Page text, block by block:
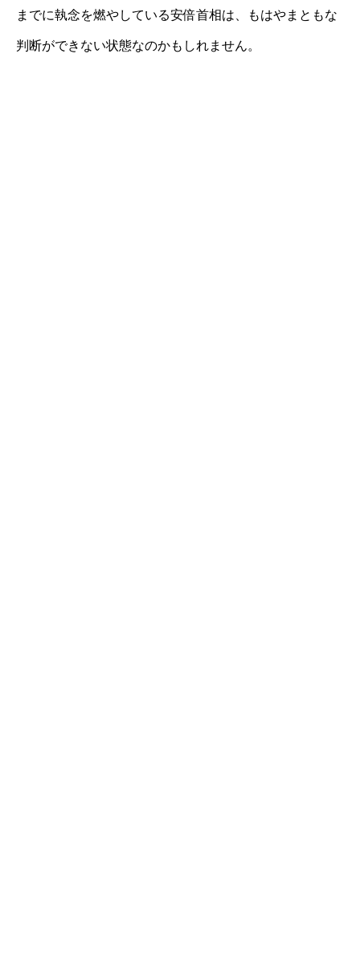
までに執念を燃やしている安倍首相は、もはやまともな
判断ができない状態なのかもしれません。